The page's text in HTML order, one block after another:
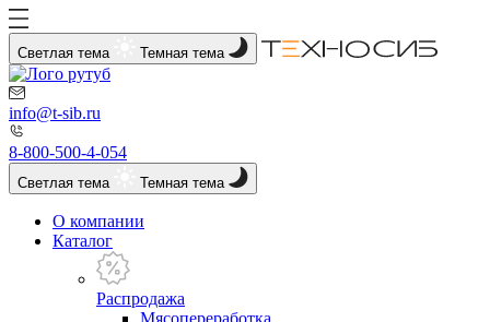
Светлая тема Темная тема
info@t-sib.ru
8-800-500-4-054
Светлая тема Темная тема
О компании
Каталог
Распродажа
Мясопереработка